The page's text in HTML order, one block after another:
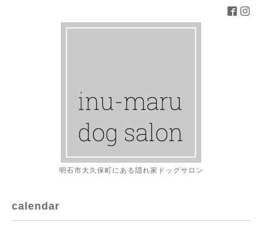
明石市大久保町にある隠れ家ドッグサロン
calendar